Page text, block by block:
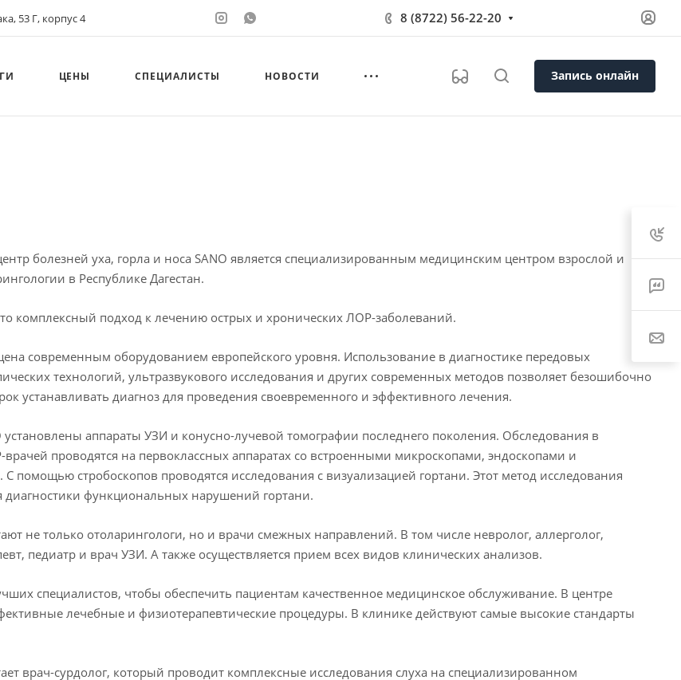
53 Г, корпус 4 8 (8722) 56-22-20
ЦЕНЫ СПЕЦИАЛИСТЫ НОВОСТИ Запись онлайн
болезней уха, горла и носа SANO⁣⁣ является специализированным медицинским центром взрослой и
в Республике Дагестан.⁣
комплексный подход к лечению острых и хронических ЛОР-заболеваний.
современным оборудованием европейского уровня. Использование в диагностике передовых
технологий, ультразвукового исследования и других современных методов позволяет безошибочно
устанавливать диагноз для проведения своевременного и эффективного лечения.
установлены аппараты УЗИ и конусно-лучевой томографии последнего поколения. Обследования в
проводятся на первоклассных аппаратах со встроенными микроскопами, эндоскопами и
помощью стробоскопов проводятся исследования с визуализацией гортани.⁣ Этот метод исследования
диагностики функциональных нарушений гортани.
не только отоларингологи, но и врачи смежных направлений. В том числе невролог, аллерголог,
педиатр и врач УЗИ. А также осуществляется прием всех видов клинических анализов.
специалистов, чтобы обеспечить пациентам качественное медицинское обслуживание.⁣⁣ В центре
лечебные и физиотерапевтические процедуры. ⁣⁣В клинике действуют самые высокие стандарты
врач-сурдолог, который проводит комплексные исследования слуха на специализированном